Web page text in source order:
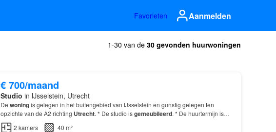
Favorieten Aanmelden
1-30 van de 30 gevonden huurwoningen
€ 700/maand
Studio in IJsselstein, Utrecht
De woningis gelegen in het buitengebied van IJsselstein en gunstig gelegen ten
opzichte van de A2 richting Utrecht. * De studio isgemeubileerd. * De huurtermijn is
maximaal 8 maanden…
2 kamers
40 m²